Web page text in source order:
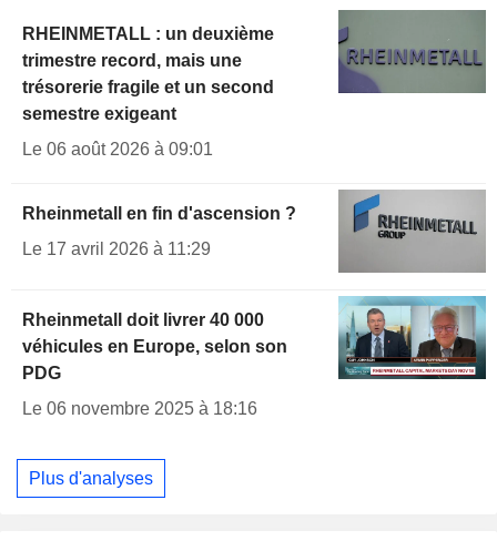
RHEINMETALL : un deuxième
trimestre record, mais une
trésorerie fragile et un second
semestre exigeant
Le 06 août 2026 à 09:01
Rheinmetall en fin d'ascension ?
Le 17 avril 2026 à 11:29
Rheinmetall doit livrer 40 000
véhicules en Europe, selon son
PDG
Le 06 novembre 2025 à 18:16
Plus d'analyses